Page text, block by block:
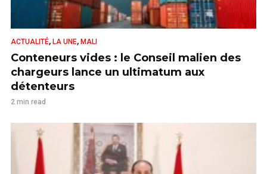
ACTUALITÉ, LA UNE, MALI
Conteneurs vides : le Conseil malien des
chargeurs lance un ultimatum aux
détenteurs
2 min read